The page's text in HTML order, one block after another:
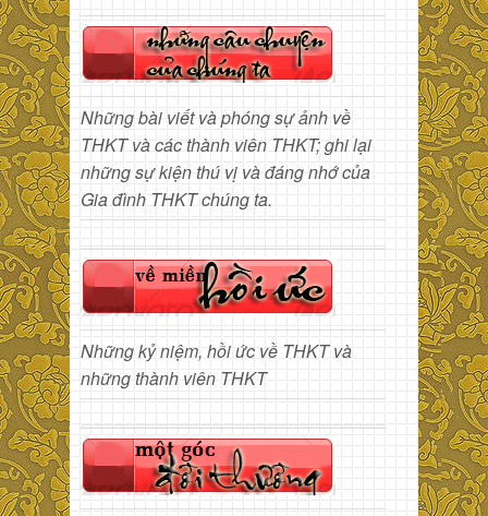
Những bài viết và phóng sự ảnh về
THKT và các thành viên THKT; ghi lại
những sự kiện thú vị và đáng nhớ của
Gia đình THKT chúng ta.
Những kỷ niệm, hồi ức về THKT và
những thành viên THKT